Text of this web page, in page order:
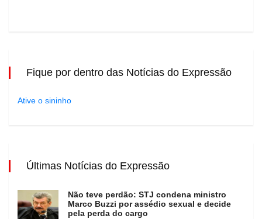
Fique por dentro das Notícias do Expressão
Ative o sininho
Últimas Notícias do Expressão
Não teve perdão: STJ condena ministro
Marco Buzzi por assédio sexual e decide
pela perda do cargo